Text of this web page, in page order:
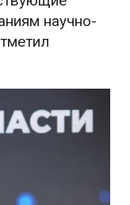
научно-